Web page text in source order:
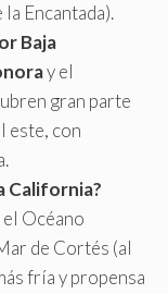
Encantada).
Baja
y el
gran parte
este, con
California?
Océano
de Cortés (al
fría y propensa